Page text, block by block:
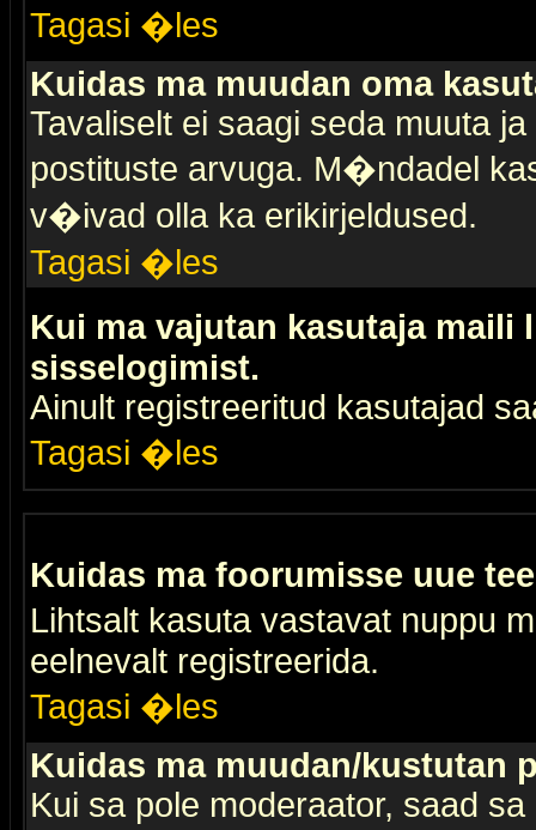
Tagasi �les
Kuidas ma muudan oma
Tavaliselt ei saagi seda muuta
postituste arvuga. M�ndadel
v�ivad olla ka erikirjeldused.
Tagasi �les
Kui ma vajutan kasutaja
sisselogimist.
Ainult registreeritud kasutajad
Tagasi �les
Kuidas ma foorumisse uue
Lihtsalt kasuta vastavat nuppu
eelnevalt registreerida.
Tagasi �les
Kuidas ma muudan/kustutan
Kui sa pole moderaator, saad